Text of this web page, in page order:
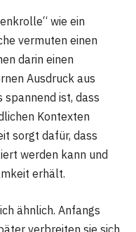
wie ein
vermuten einen
darin einen
Ausdruck aus
ist, dass
Kontexten
sorgt dafür, dass
werden kann und
erhält.
ähnlich. Anfangs
verbreiten sie sich